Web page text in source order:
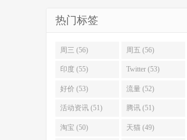
热门标签
周三 (56) 周五 (56)
印度 (55) Twitter (53)
好价 (53) 流量 (52)
活动资讯 (51) 腾讯 (51)
淘宝 (50) 天猫 (49)